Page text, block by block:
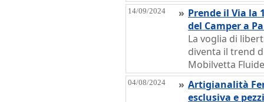
14/09/2024 » Prende il Via la
del Camper a
La voglia di
diventa il trend
Mobilvetta
04/08/2024 » Artigianalità
esclusiva e